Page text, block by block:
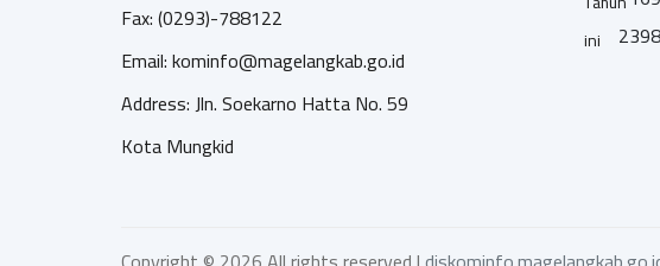
Fax: (0293)-788122
Email: kominfo@magelangkab.go.id
Address: Jln. Soekarno Hatta No. 59
Kota Mungkid
ini